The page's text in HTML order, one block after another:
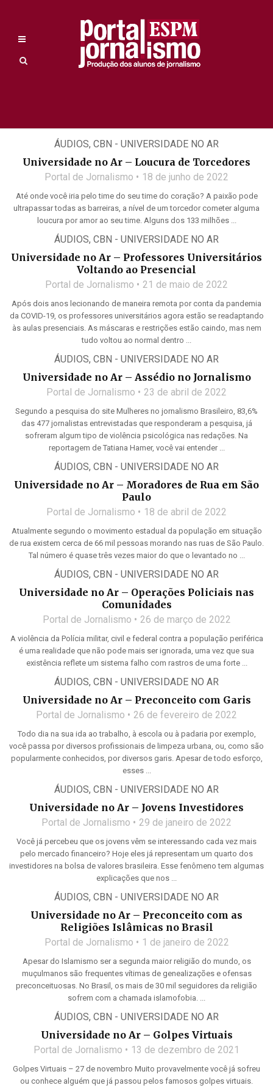
ÁUDIOS, CBN - UNIVERSIDADE NO AR
Universidade no Ar – Loucura de Torcedores
Portal de Jornalismo 18 de junho de 2022
Até onde você iria pelo time do seu time do coração? A paixão pode
ultrapassar todas as barreiras, a nível de um torcedor cometer alguma
loucura por amor ao seu time. Alguns dos 133 milhões ...
ÁUDIOS, CBN - UNIVERSIDADE NO AR
Universidade no Ar – Professores Universitários
Voltando ao Presencial
Portal de Jornalismo 21 de maio de 2022
Após dois anos lecionando de maneira remota por conta da pandemia
da COVID-19, os professores universitários agora estão se readaptando
às aulas presenciais. As máscaras e restrições estão caindo, mas nem
tudo voltou ao normal dentro ...
ÁUDIOS, CBN - UNIVERSIDADE NO AR
Universidade no Ar – Assédio no Jornalismo
Portal de Jornalismo 23 de abril de 2022
Segundo a pesquisa do site Mulheres no jornalismo Brasileiro, 83,6%
das 477 jornalistas entrevistadas que responderam a pesquisa, já
sofreram algum tipo de violência psicológica nas redações. Na
reportagem de Tatiana Hamer, você vai entender ...
ÁUDIOS, CBN - UNIVERSIDADE NO AR
Universidade no Ar – Moradores de Rua em São
Paulo
Portal de Jornalismo 18 de abril de 2022
Atualmente segundo o movimento estadual da população em situação
de rua existem cerca de 66 mil pessoas morando nas ruas de São Paulo.
Tal número é quase três vezes maior do que o levantado no ...
ÁUDIOS, CBN - UNIVERSIDADE NO AR
Universidade no Ar – Operações Policiais nas
Comunidades
Portal de Jornalismo 26 de março de 2022
A violência da Polícia militar, civil e federal contra a população periférica
é uma realidade que não pode mais ser ignorada, uma vez que sua
existência reflete um sistema falho com rastros de uma forte ...
ÁUDIOS, CBN - UNIVERSIDADE NO AR
Universidade no Ar – Preconceito com Garis
Portal de Jornalismo 26 de fevereiro de 2022
Todo dia na sua ida ao trabalho, à escola ou à padaria por exemplo,
você passa por diversos profissionais de limpeza urbana, ou, como são
popularmente conhecidos, por diversos garis. Apesar de todo esforço,
esses ...
ÁUDIOS, CBN - UNIVERSIDADE NO AR
Universidade no Ar – Jovens Investidores
Portal de Jornalismo 29 de janeiro de 2022
Você já percebeu que os jovens vêm se interessando cada vez mais
pelo mercado financeiro? Hoje eles já representam um quarto dos
investidores na bolsa de valores brasileira. Esse fenômeno tem algumas
explicações que nos ...
ÁUDIOS, CBN - UNIVERSIDADE NO AR
Universidade no Ar – Preconceito com as
Religiões Islâmicas no Brasil
Portal de Jornalismo 1 de janeiro de 2022
Apesar do Islamismo ser a segunda maior religião do mundo, os
muçulmanos são frequentes vítimas de genealizações e ofensas
preconceituosas. No Brasil, os mais de 30 mil seguidores da religião
sofrem com a chamada islamofobia. ...
ÁUDIOS, CBN - UNIVERSIDADE NO AR
Universidade no Ar – Golpes Virtuais
Portal de Jornalismo 13 de dezembro de 2021
Golpes Virtuais – 27 de novembro Muito provavelmente você já sofreu
ou conhece alguém que já passou pelos famosos golpes virtuais.